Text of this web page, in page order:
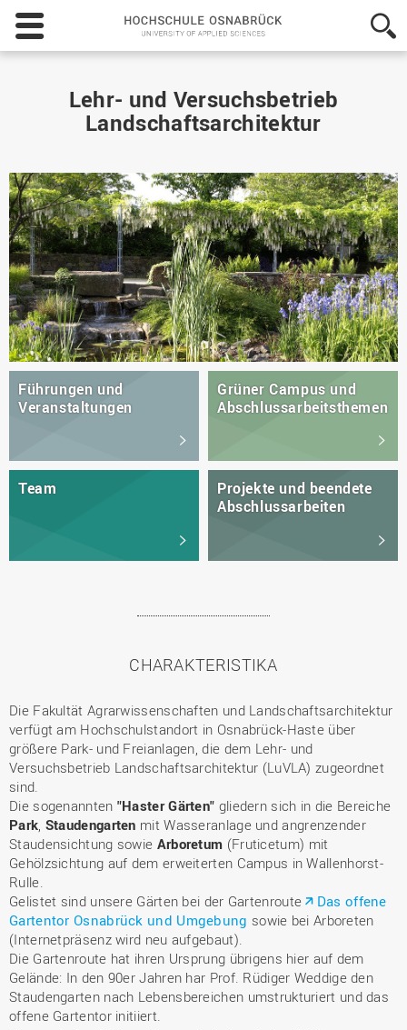
Hochschule
Osnabrück
-
of
Applied
Sciences
Lehr- und Versuchsbetrieb
Landschaftsarchitektur
Führungen und
Veranstaltungen
Grüner Campus und
Abschlussarbeitsthemen
Team
Projekte und beendete
Abschlussarbeiten
CHARAKTERISTIKA
Die Fakultät Agrarwissenschaften und Landschaftsarchitektur
verfügt am Hochschulstandort in Osnabrück-Haste über
größere Park- und Freianlagen, die dem Lehr- und
Versuchsbetrieb Landschaftsarchitektur (LuVLA) zugeordnet
sind.
Die sogenannten "Haster Gärten" gliedern sich in die Bereiche
Park Staudengarten mit Wasseranlage und angrenzender
Staudensichtung sowie Arboretum (Fruticetum) mit
Gehölzsichtung auf dem erweiterten Campus in Wallenhorst-
Rulle.
Gelistet sind unsere Gärten bei der Gartenroute
Das offene
Gartentor Osnabrück und Umgebung sowie bei Arboreten
(Internetpräsenz wird neu aufgebaut).
Die Gartenroute hat ihren Ursprung übrigens hier auf dem
Gelände: In den 90er Jahren har Prof. Rüdiger Weddige den
Staudengarten nach Lebensbereichen umstrukturiert und das
offene Gartentor initiiert.